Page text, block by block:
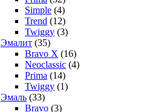
Simple (4)
Trend (12)
Twiggy (3)
Эмалит (35)
Bravo X (16)
Neoclassic (4)
Prima (14)
Twiggy (1)
Эмаль (33)
Bravo (3)